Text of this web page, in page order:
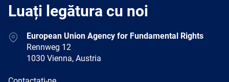
Luați legătura cu noi
AddressEuropean Union Agency for Fundamental Rights
Rennweg 12
1030 Vienna, Austria